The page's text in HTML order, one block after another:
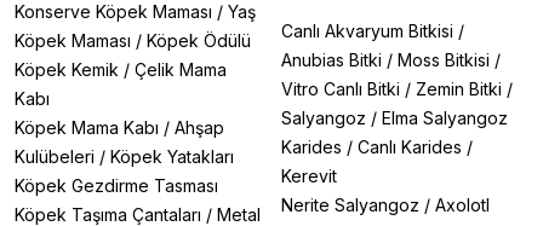
Konserve Köpek Maması / Yaş
Köpek Maması / Köpek Ödülü
Köpek Kemik / Çelik Mama
Kabı
Köpek Mama Kabı / Ahşap
Kulübeleri / Köpek Yatakları
Köpek Gezdirme Tasması
Köpek Taşıma Çantaları / Metal
Canlı Akvaryum Bitkisi /
Anubias Bitki / Moss Bitkisi /
Vitro Canlı Bitki / Zemin Bitki /
Salyangoz / Elma Salyangoz
Karides / Canlı Karides /
Kerevit
Nerite Salyangoz / Axolotl